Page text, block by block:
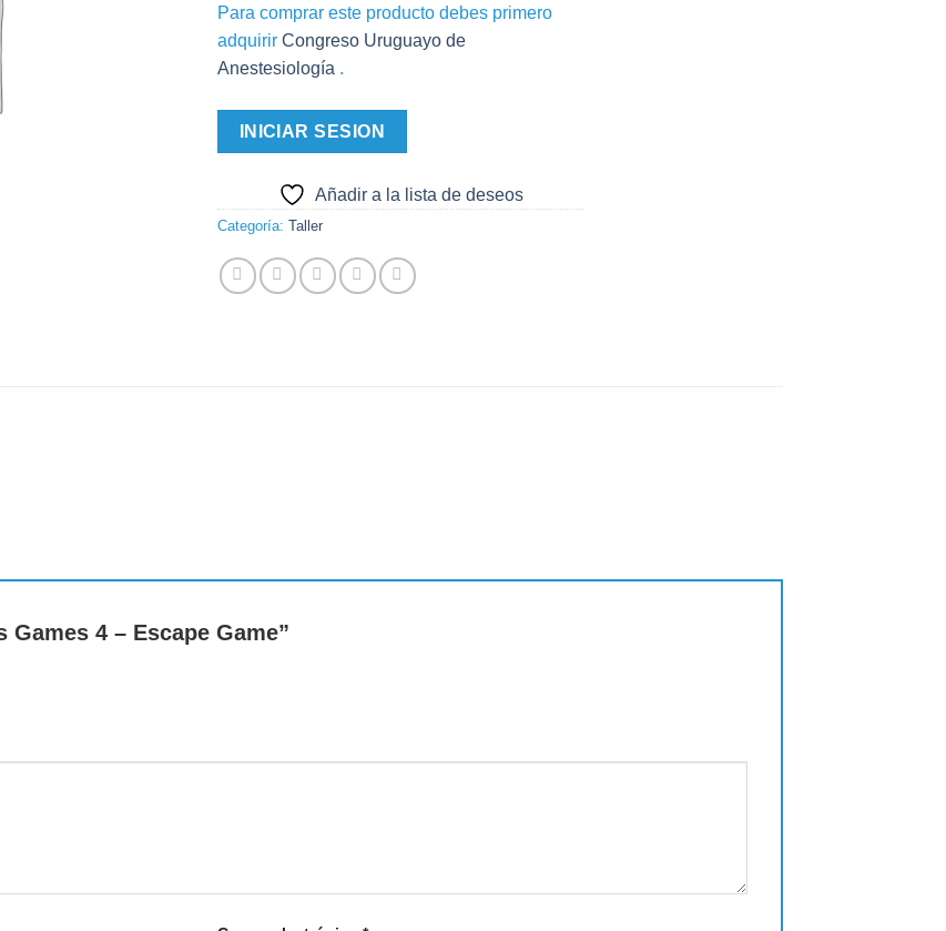
Para comprar este producto debes primero
adquirir Congreso Uruguayo de
Anestesiología .
INICIAR SESION
Añadir a la lista de deseos
Categoría: Taller
4 – Escape Game”